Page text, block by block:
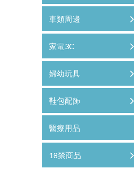
車類周邊
家電3C
婦幼玩具
鞋包配飾
醫療用品
18禁商品